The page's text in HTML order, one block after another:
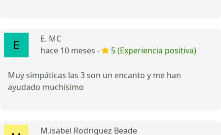
E. MC
hace 10 meses -
5 (Experiencia positiva)
Muy simpáticas las 3 son un encanto y me han
ayudado muchísimo
M.isabel Rodriguez Beade